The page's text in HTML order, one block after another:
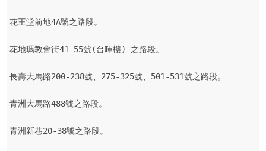
花王堂前地4A號之路段。
花地瑪教會街41-55號(台暉樓) 之路段。
長壽大馬路200-238號、275-325號、501-531號之路段。
青洲大馬路488號之路段。
青洲新巷20-38號之路段。